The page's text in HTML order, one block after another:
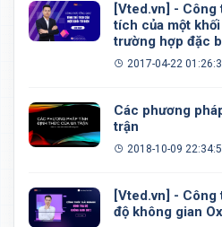
[Vted.vn] -
tích của một
trường hợp đặc
2017-04-22
Các phương
trận
2018-10-09
[Vted.vn] -
độ không gian